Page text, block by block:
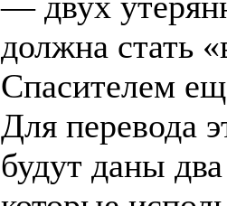
должна стать
Спасителем
Для перевода
будут даны